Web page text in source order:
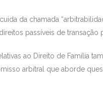
da chamada
passíveis de
ao Direito de Família
arbitral que aborde